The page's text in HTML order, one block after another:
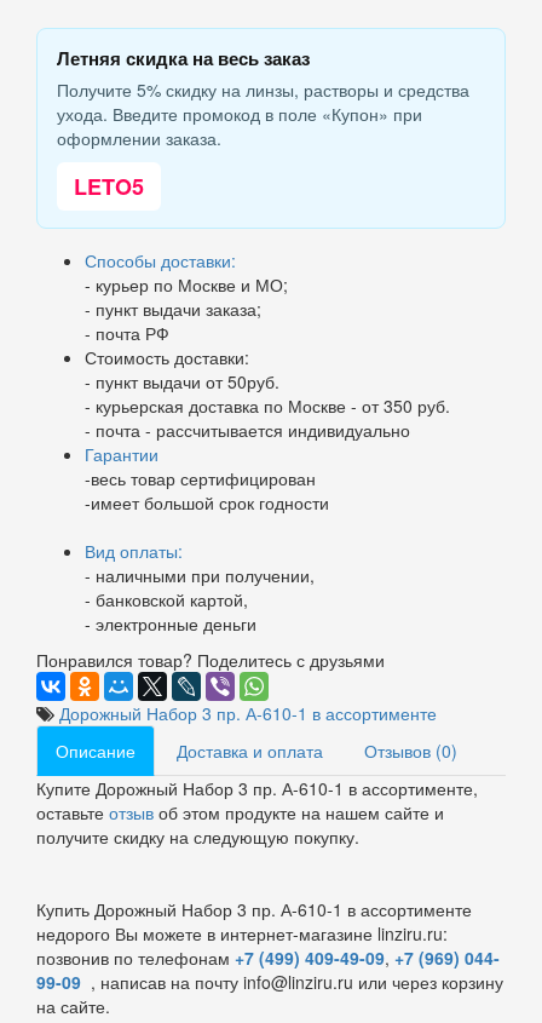
Летняя скидка на весь заказ
Получите 5% скидку на линзы, растворы и средства
ухода. Введите промокод в поле «Купон» при
оформлении заказа.
LETO5
Способы доставки:
- курьер по Москве и МО;
- пункт выдачи заказа;
- почта РФ
Стоимость доставки:
- пункт выдачи от 50руб.
- курьерская доставка по Москве - от 350 руб.
- почта - рассчитывается индивидуально
Гарантии
-весь товар сертифицирован
-имеет большой срок годности
Вид оплаты:
- наличными при получении,
- банковской картой,
- электронные деньги
Понравился товар? Поделитесь с друзьями
Дорожный Набор 3 пр. А-610-1 в ассортименте
Описание
Доставка и оплата
Отзывов (0)
Купите Дорожный Набор 3 пр. А-610-1 в ассортименте,
оставьте отзыв об этом продукте на нашем сайте и
получите скидку на следующую покупку.
Купить Дорожный Набор 3 пр. А-610-1 в ассортименте
недорого Вы можете в интернет-магазине linziru.ru:
позвонив по телефонам +7 (499) 409-49-09, +7 (969) 044-
99-09 , написав на почту info@linziru.ru или через корзину
на сайте.